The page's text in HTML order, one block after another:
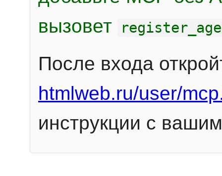
вызовет
После входа
htmlweb.ru/user/
инструкции с